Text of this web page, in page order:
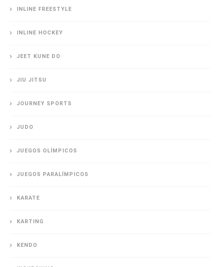
INLINE FREESTYLE
INLINE HOCKEY
JEET KUNE DO
JIU JITSU
JOURNEY SPORTS
JUDO
JUEGOS OLÍMPICOS
JUEGOS PARALÍMPICOS
KARATE
KARTING
KENDO